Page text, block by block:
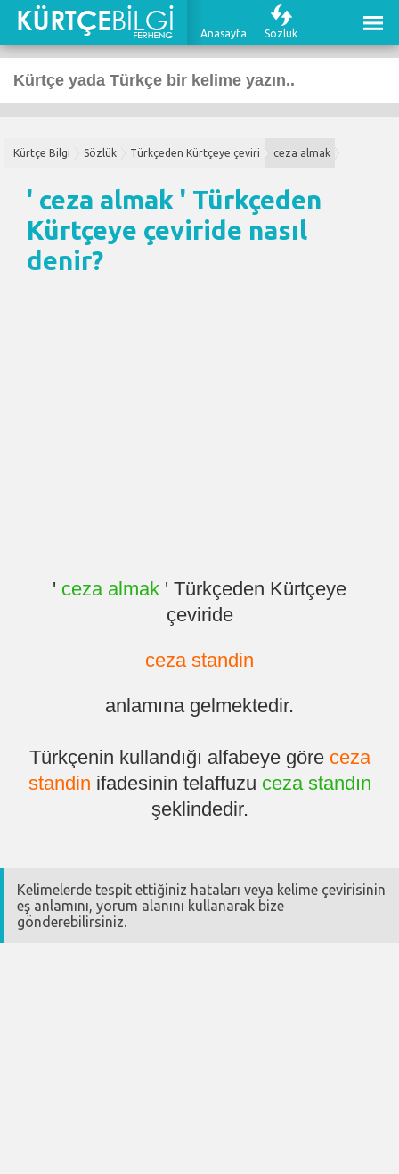
Anasayfa Sözlük
Kürtçe Bilgi Sözlük Türkçeden Kürtçeye çeviri ceza almak
' ceza almak ' Türkçeden
Kürtçeye çeviride nasıl
denir?
' ceza almak ' Türkçeden Kürtçeye
çeviride
ceza standin
anlamına gelmektedir.
Türkçenin kullandığı alfabeye göre ceza
standin ifadesinin telaffuzu ceza standın
şeklindedir.
Kelimelerde tespit ettiğiniz hataları veya kelime çevirisinin
eş anlamını, yorum alanını kullanarak bize
gönderebilirsiniz.